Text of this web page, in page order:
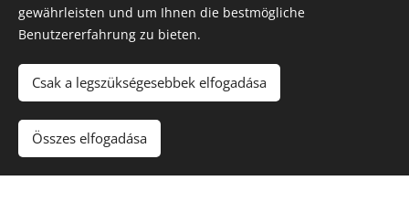
PARTNERS
Wir denken als Team
gewährleisten und um Ihnen die bestmögliche
Benutzererfahrung zu bieten.
Csak a legszükségesebbek elfogadása
Összes elfogadása